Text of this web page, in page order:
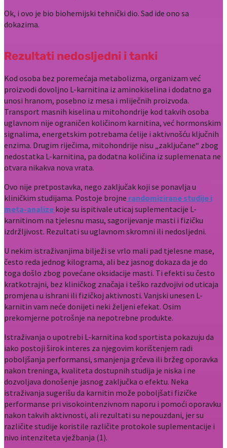
Ok, i ovo je bio biohemijski tehnički dio. Sad ide ono sa
dokazima.
Rezultati nedosljedni i tanki
Kod osoba bez poremećaja metabolizma, organizam već
proizvodi dovoljno L-karnitina iz aminokiselina i dodatno ga
unosi hranom, posebno iz mesa i mliječnih proizvoda.
Transport masnih kiselina u mitohondrije kod takvih osoba
uglavnom nije ograničen količinom karnitina, već hormonskim
signalima, energetskim potrebama ćelije i aktivnošću ključnih
enzima. Drugim riječima, mitohondrije nisu „zaključane“ zbog
nedostatka L-karnitina, pa dodatna količina iz suplemenata ne
otvara nikakva nova vrata.
Ovo nije pretpostavka, nego zaključak koji se ponavlja u
kliničkim studijama. Postoje brojne randomizirane studije i
meta-analize koje su ispitivale uticaj suplementacije L-
karnitinom na tjelesnu masu, sagorijevanje masti i fizičku
izdržljivost. Rezultati su uglavnom skromni ili nedosljedni.
U nekim istraživanjima bilježi se vrlo mali pad tjelesne mase,
često reda jednog kilograma, ali bez jasnog dokaza da je do
toga došlo zbog povećane oksidacije masti. Ti efekti su često
kratkotrajni, bez kliničkog značaja i teško razdvojivi od uticaja
promjena u ishrani ili fizičkoj aktivnosti. Vanjski unesen L-
karnitin vam neće donijeti neki željeni efekat. Osim
prekomjerne potrošnje na nepotrebne produkte.
Istraživanja o upotrebi L-karnitina kod sportista pokazuju da
iako postoji širok interes za njegovim korištenjem radi
poboljšanja performansi, smanjenja grčeva ili bržeg oporavka
nakon treninga, kvaliteta dostupnih studija je niska i ne
dozvoljava donošenje jasnog zaključka o efektu. Neka
istraživanja sugerišu da karnitin može poboljšati fizičke
performanse pri visokointenzivnom naporu i pomoći oporavku
nakon takvih aktivnosti, ali rezultati su nepouzdani, jer su
različite studije koristile različite protokole suplementacije i
nivo intenziteta vježbanja (1).